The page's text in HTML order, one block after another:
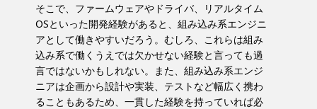
そこで、ファームウェアやドライバ、リアルタイム
OSといった開発経験があると、組み込み系エンジニ
アとして働きやすいだろう。むしろ、これらは組み
込み系で働くうえでは欠かせない経験と言っても過
言ではないかもしれない。また、組み込み系エンジ
ニアは企画から設計や実装、テストなど幅広く携わ
ることもあるため、一貫した経験を持っていれば必